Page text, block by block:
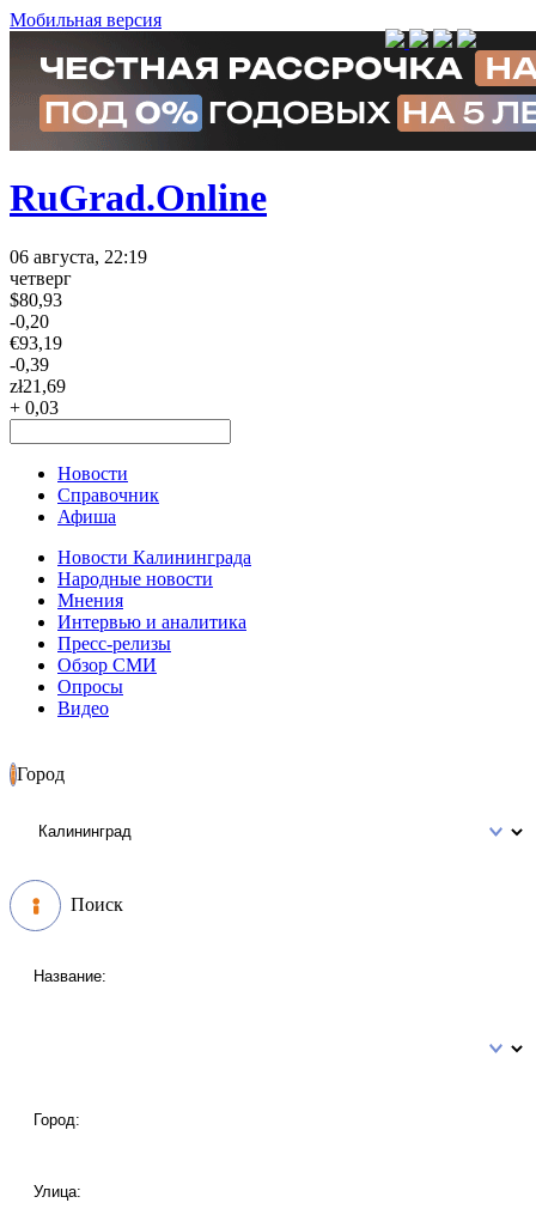
Мобильная версия
RuGrad.Online
06 августа, 22:19
четверг
$80,93
-0,20
€93,19
-0,39
zł21,69
+ 0,03
Новости
Справочник
Афиша
Новости Калининграда
Народные новости
Мнения
Интервью и аналитика
Пресс-релизы
Обзор СМИ
Опросы
Видео
Город
Поиск